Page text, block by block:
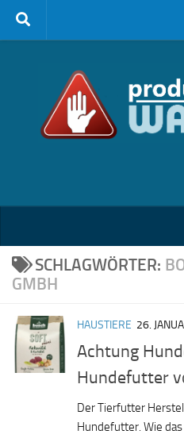
Zum Inhalt springen
SCHLAGWÖRTER:
GMBH
HAUSTIERE 26.
Achtung
Hundefutter
Der Tierfutter
Hundefutter. Wie